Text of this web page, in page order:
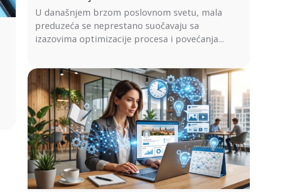
U današnjem brzom poslovnom svetu, mala
preduzeća se neprestano suočavaju sa
izazovima optimizacije procesa i povećanja...